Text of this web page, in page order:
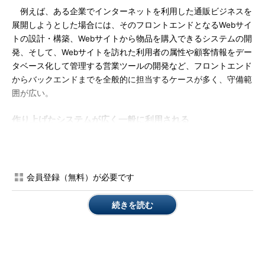
例えば、ある企業でインターネットを利用した通販ビジネスを
展開しようとした場合には、そのフロントエンドとなるWebサイ
トの設計・構築、Webサイトから物品を購入できるシステムの開
発、そして、Webサイトを訪れた利用者の属性や顧客情報をデー
タベース化して管理する営業ツールの開発など、フロントエンド
からバックエンドまでを全般的に担当するケースが多く、守備範
囲が広い。
作り上げたシステムが広く一般に利用される
ですね。ターゲットが一般のコンシューマなのです。自分が開発
したシステム、フロントエンドのWebサイトなどを含めて、それ
らが一般の利用者にどう受け入れられて、どう使われているの
会員登録（無料）が必要です
続きを読む